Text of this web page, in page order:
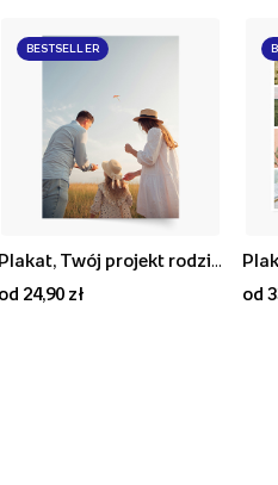
BESTSELLER
od 24,90 zł
od